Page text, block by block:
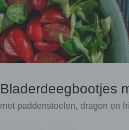
Bladerdeegbootjes
met paddenstoelen, dragon en